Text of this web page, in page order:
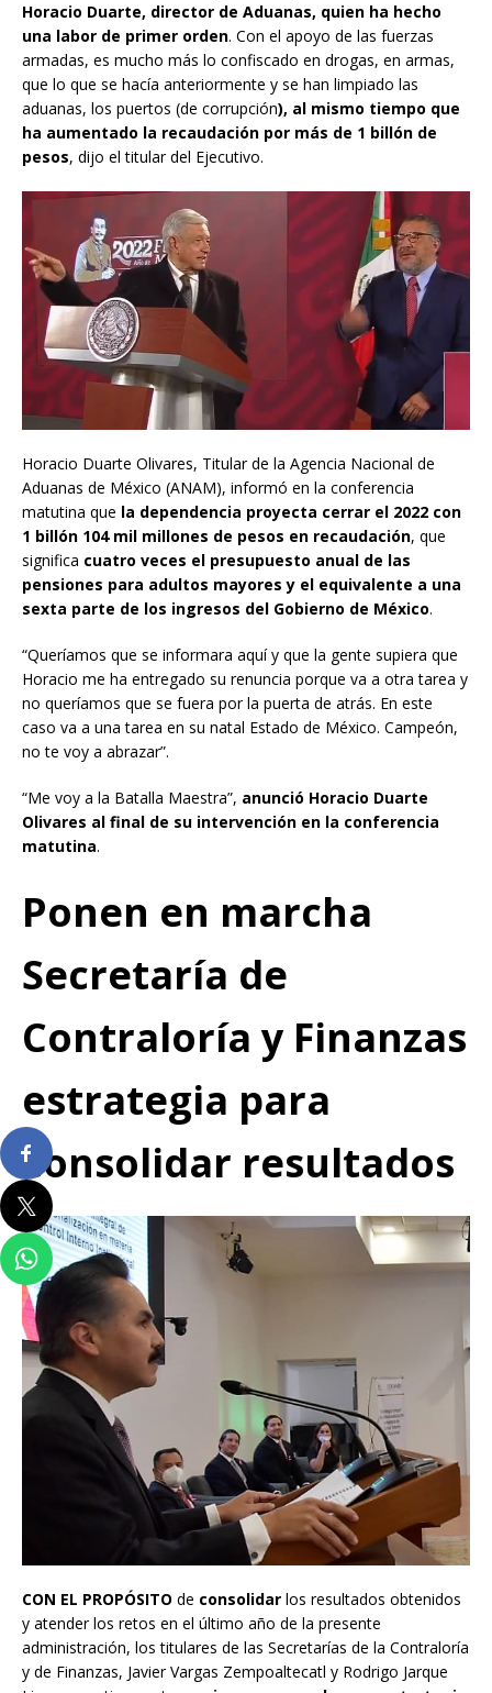
Horacio Duarte, director de Aduanas, quien ha hecho
una labor de primer orden. Con el apoyo de las fuerzas
armadas, es mucho más lo confiscado en drogas, en armas,
que lo que se hacía anteriormente y se han limpiado las
aduanas, los puertos (de corrupción), al mismo tiempo que
ha aumentado la recaudación por más de 1 billón de
pesos, dijo el titular del Ejecutivo.
Horacio Duarte Olivares, Titular de la Agencia Nacional de
Aduanas de México (ANAM), informó en la conferencia
matutina que la dependencia proyecta cerrar el 2022 con
1 billón 104 mil millones de pesos en recaudación, que
significa cuatro veces el presupuesto anual de las
pensiones para adultos mayores y el equivalente a una
sexta parte de los ingresos del Gobierno de México.
“Queríamos que se informara aquí y que la gente supiera que
Horacio me ha entregado su renuncia porque va a otra tarea y
no queríamos que se fuera por la puerta de atrás. En este
caso va a una tarea en su natal Estado de México. Campeón,
no te voy a abrazar”.
“Me voy a la Batalla Maestra”, anunció Horacio Duarte
Olivares al final de su intervención en la conferencia
matutina.
Ponen en marcha
Secretaría de
Contraloría y Finanzas
estrategia para
consolidar resultados
CON EL PROPÓSITO de consolidar los resultados obtenidos
y atender los retos en el último año de la presente
administración, los titulares de las Secretarías de la Contraloría
y de Finanzas, Javier Vargas Zempoaltecatl y Rodrigo Jarque